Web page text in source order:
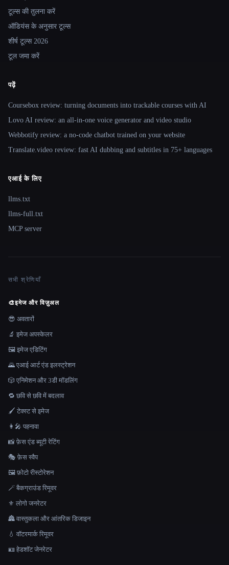
टूल्स की तुलना करें
ऑडियंस के अनुसार टूल्स
शीर्ष टूल्स 2026
टूल जमा करें
पढ़ें
Coursebox review: turning documents into trackable courses with AI
Lovo AI review: an all-in-one voice generator and video studio
Webbotify review: a no-code chatbot trained on your website
Translate.video review: fast AI dubbing and subtitles in 75+ languages
एआई के लिए
llms.txt
llms-full.txt
MCP server
सभी श्रेणियाँ
🎨इमेज और विज़ुअल
😎 अवतारों
🔬 इमेज अपस्केलर
🖼️ इमेज एडिटिंग
🌄 एआई आर्ट एंड इलस्ट्रेशन
🎲 एनिमेशन और 3डी मॉडलिंग
🔁 छवि से छवि में बदलाव
🖌️ टेक्स्ट से इमेज
👩‍🎤 पहनावा
📸 फ़ेस एंड ब्यूटी रेटिंग
🎭 फ़ेस स्वैप
🖼️ फ़ोटो रीस्टोरेशन
🪄 बैकग्राउंड रिमूवर
⚜️ लोगो जनरेटर
🏯 वास्तुकला और आंतरिक डिजाइन
💧 वॉटरमार्क रिमूवर
🪪 हेडशॉट जेनरेटर